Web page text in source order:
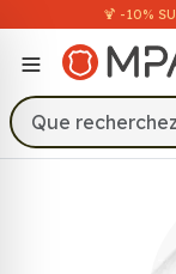
🍹 -10%